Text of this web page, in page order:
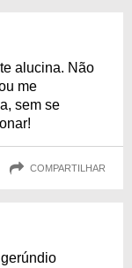
alucina. Não
me
sem se
COMPARTILHAR